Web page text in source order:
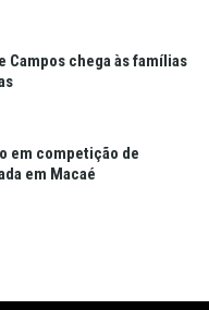
Campos chega às famílias
em competição de
em Macaé